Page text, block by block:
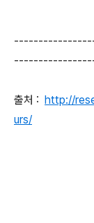
출처 : http://
urs/